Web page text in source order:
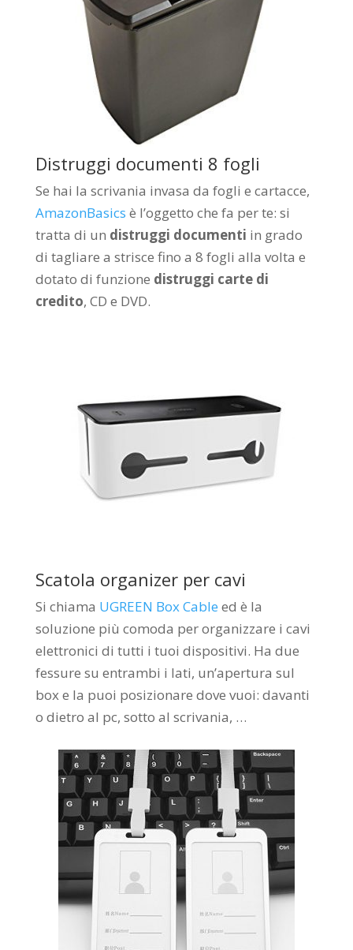
Distruggi documenti 8 fogli
Se hai la scrivania invasa da fogli e cartacce,
AmazonBasics è l’oggetto che fa per te: si
tratta di un distruggi documenti in grado
di tagliare a strisce fino a 8 fogli alla volta e
dotato di funzione distruggi carte di
credito, CD e DVD.
Scatola organizer per cavi
Si chiama UGREEN Box Cable ed è la
soluzione più comoda per organizzare i cavi
elettronici di tutti i tuoi dispositivi. Ha due
fessure su entrambi i lati, un’apertura sul
box e la puoi posizionare dove vuoi: davanti
o dietro al pc, sotto al scrivania, …